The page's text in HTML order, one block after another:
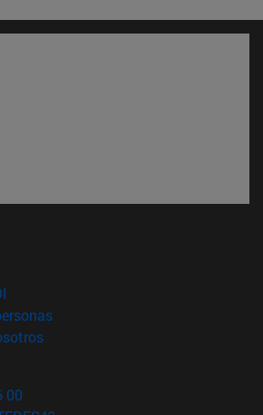
nueva ventana)
(abre en nueva ventana)
(abre en nueva ventana)
00